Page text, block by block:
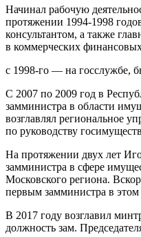
Начинал рабочую
протяжении 1994-1998
консультантом, а также
в коммерческих
с 1998-го — на госслужбе,
С 2007 по 2009 год в
замминистра в области
возглавлял региональное
по руководству
На протяжении двух лет
замминистра в сфере
Московского региона.
первым замминистра в этом
В 2017 году возглавил
должность зам.